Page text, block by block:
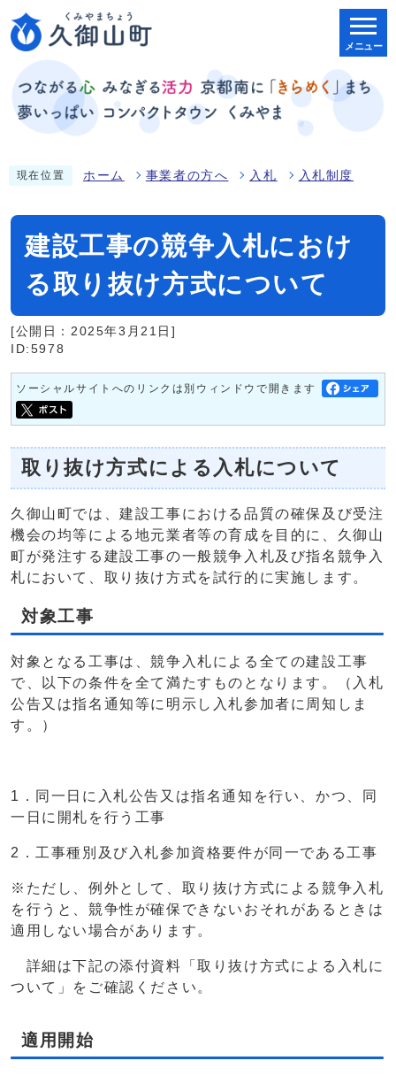
メニュー
現在位置 ホーム 事業者の方へ 入札 入札制度
建設工事の競争入札におけ
る取り抜け方式について
[公開日：2025年3月21日]
ID:5978
ソーシャルサイトへのリンクは別ウィンドウで開きます
取り抜け方式による入札について
久御山町では、建設工事における品質の確保及び受注
機会の均等による地元業者等の育成を目的に、久御山
町が発注する建設工事の一般競争入札及び指名競争入
札において、取り抜け方式を試行的に実施します。
対象工事
対象となる工事は、競争入札による全ての建設工事
で、以下の条件を全て満たすものとなります。（入札
公告又は指名通知等に明示し入札参加者に周知しま
す。）
1．同一日に入札公告又は指名通知を行い、かつ、同
一日に開札を行う工事
2．工事種別及び入札参加資格要件が同一である工事
※ただし、例外として、取り抜け方式による競争入札
を行うと、競争性が確保できないおそれがあるときは
適用しない場合があります。
詳細は下記の添付資料「取り抜け方式による入札に
ついて」をご確認ください。
適用開始